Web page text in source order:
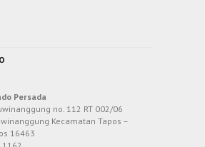
Persada
no. 112 RT 002/06
Kecamatan Tapos –
16463